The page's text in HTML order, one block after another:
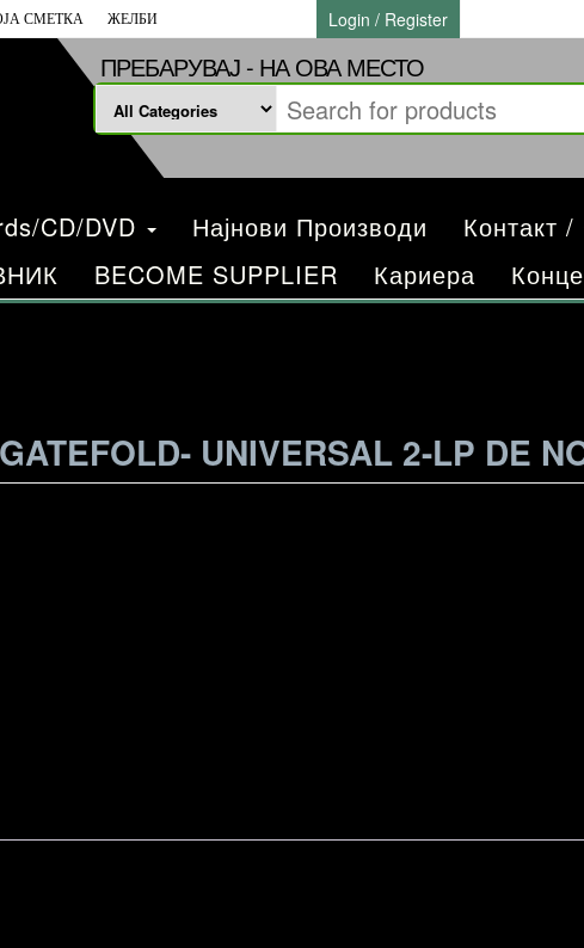
СМЕТКА ЖЕЛБИ Login / Register
ПРЕБАРУВАЈ - НА ОВА МЕСТО
CD/DVD Најнови Производи
Контакт
BECOME SUPPLIER Кариера
UNIVERSAL 2-LP DE